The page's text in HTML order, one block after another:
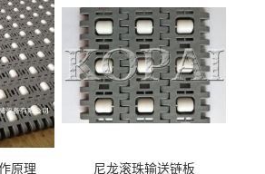
原理 尼龙滚珠输送链板